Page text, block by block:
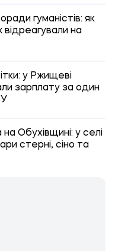
гуманістів: як
на
у Ржищеві
зарплату за один
Обухівщині: у селі
стерні, сіно та